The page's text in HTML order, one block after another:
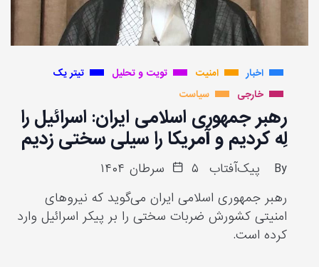
اخبار امنیت تویت و تحلیل
تیتر یک
خارجی
سیاست
رهبر جمهوری اسلامی ایران: اسرائیل را
لِه کردیم و آمریکا را سیلی سختی زدیم
By پیک‌آفتاب
۵ سرطان ۱۴۰۴
رهبر جمهوری اسلامی ایران می‌گوید که نیروهای
امنیتی کشورش ضربات سختی را بر پیکر اسرائیل وارد
کرده است.